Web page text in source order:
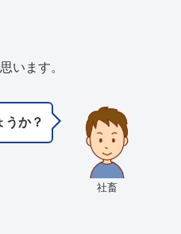
います。
社畜
うか？